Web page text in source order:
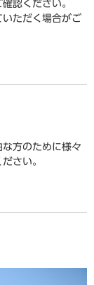
認ください。
ただく場合がご
方のために様々
さい。